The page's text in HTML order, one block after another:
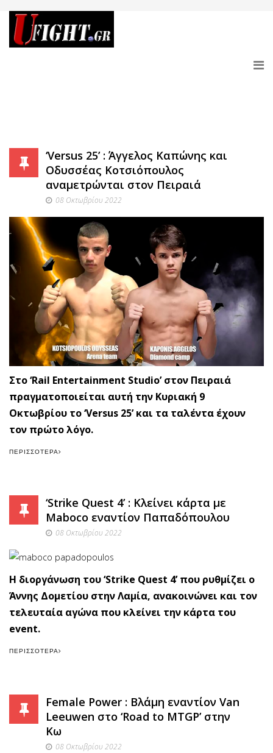
‘Versus 25’ : Άγγελος Καπώνης και
Οδυσσέας Κοτσιόπουλος
αναμετρώνται στον Πειραιά
08 Οκτωβρίου 2022
Στο ‘Rail Entertainment Studio’ στον Πειραιά
πραγματοποιείται αυτή την Κυριακή 9
Οκτωβρίου το ‘Versus 25’ και τα ταλέντα έχουν
τον πρώτο λόγο.
ΠΕΡΙΣΣΌΤΕΡΑ
‘Strike Quest 4’ : Κλείνει κάρτα με
Maboco εναντίον Παπαδόπουλου
08 Οκτωβρίου 2022
Η διοργάνωση του ‘Strike Quest 4’ που ρυθμίζει ο
Άννης Δομετίου στην Λαμία, ανακοινώνει και τον
τελευταία αγώνα που κλείνει την κάρτα του
event.
ΠΕΡΙΣΣΌΤΕΡΑ
Female Power : Βλάμη εναντίον Van
Leeuwen στο ‘Road to MTGP’ στην
Κω
08 Οκτωβρίου 2022